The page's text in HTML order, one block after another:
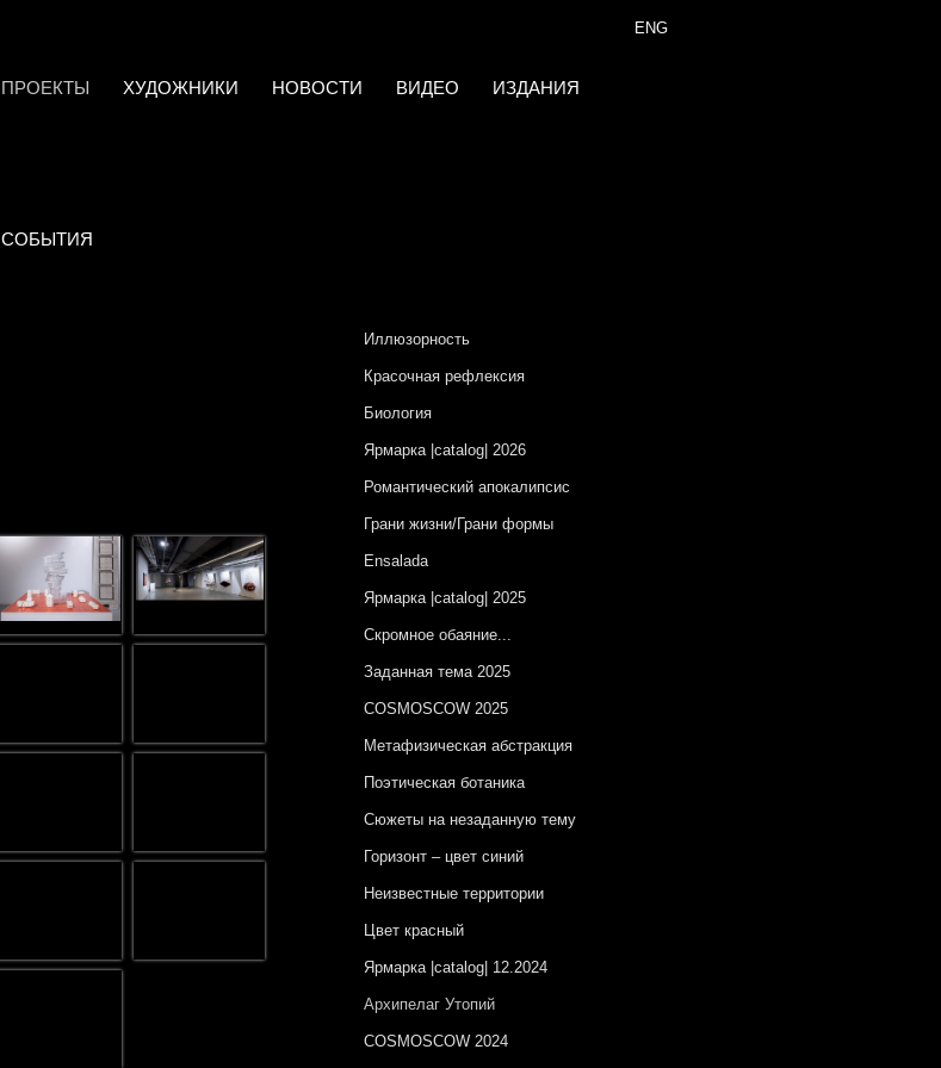
ENG
ПРОЕКТЫ ХУДОЖНИКИ НОВОСТИ ВИДЕО ИЗДАНИЯ
СОБЫТИЯ
Иллюзорность
Красочная рефлексия
Биология
Ярмарка |catalog| 2026
Романтический апокалипсис
Грани жизни/Грани формы
Ensalada
Ярмарка |catalog| 2025
Скромное обаяние...
Заданная тема 2025
COSMOSCOW 2025
Метафизическая абстракция
Поэтическая ботаника
Сюжеты на незаданную тему
Горизонт – цвет синий
Неизвестные территории
Цвет красный
Ярмарка |catalog| 12.2024
Архипелаг Утопий
COSMOSCOW 2024